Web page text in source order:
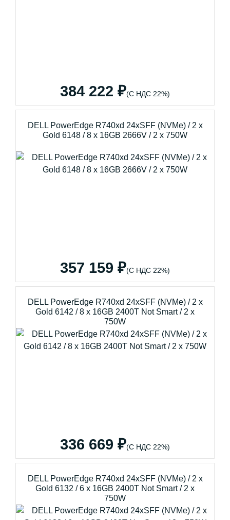
384 222 ₽(С НДС 22%)
DELL PowerEdge R740xd 24xSFF (NVMe) / 2 x
Gold 6148 / 8 x 16GB 2666V / 2 x 750W
357 159 ₽(С НДС 22%)
DELL PowerEdge R740xd 24xSFF (NVMe) / 2 x
Gold 6142 / 8 x 16GB 2400T Not Smart / 2 x
750W
336 669 ₽(С НДС 22%)
DELL PowerEdge R740xd 24xSFF (NVMe) / 2 x
Gold 6132 / 6 x 16GB 2400T Not Smart / 2 x
750W